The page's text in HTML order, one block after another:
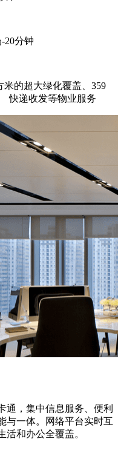
20分钟
米的超大绿化覆盖、359
快递收发等物业服务
通，集中信息服务、便利
与一体。网络平台实时互
和办公全覆盖。